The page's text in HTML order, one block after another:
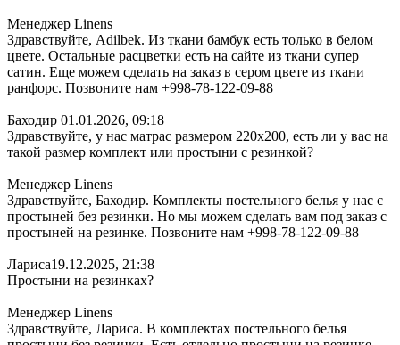
Менеджер Linens
Здравствуйте, Adilbek. Из ткани бамбук есть только в белом
цвете. Остальные расцветки есть на сайте из ткани супер
сатин. Еще можем сделать на заказ в сером цвете из ткани
ранфорс. Позвоните нам +998-78-122-09-88
Баходир 01.01.2026, 09:18
Здравствуйте, у нас матрас размером 220х200, есть ли у вас на
такой размер комплект или простыни с резинкой?
Менеджер Linens
Здравствуйте, Баходир. Комплекты постельного белья у нас с
простыней без резинки. Но мы можем сделать вам под заказ с
простыней на резинке. Позвоните нам +998-78-122-09-88
Лариса19.12.2025, 21:38
Простыни на резинках?
Менеджер Linens
Здравствуйте, Лариса. В комплектах постельного белья